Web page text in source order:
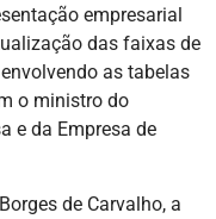
empresarial
das faixas de
as tabelas
o ministro do
e da Empresa de
de Carvalho, a